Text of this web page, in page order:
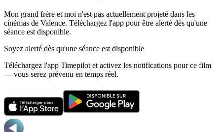
Mon grand frère et moi n'est pas actuellement projeté dans les
cinémas de Valence. Téléchargez l'app pour être alerté dès qu'une
séance est disponible.
Soyez alerté dès qu'une séance est disponible
Téléchargez l'app Timepilot et activez les notifications pour ce film
— vous serez prévenu en temps réel.